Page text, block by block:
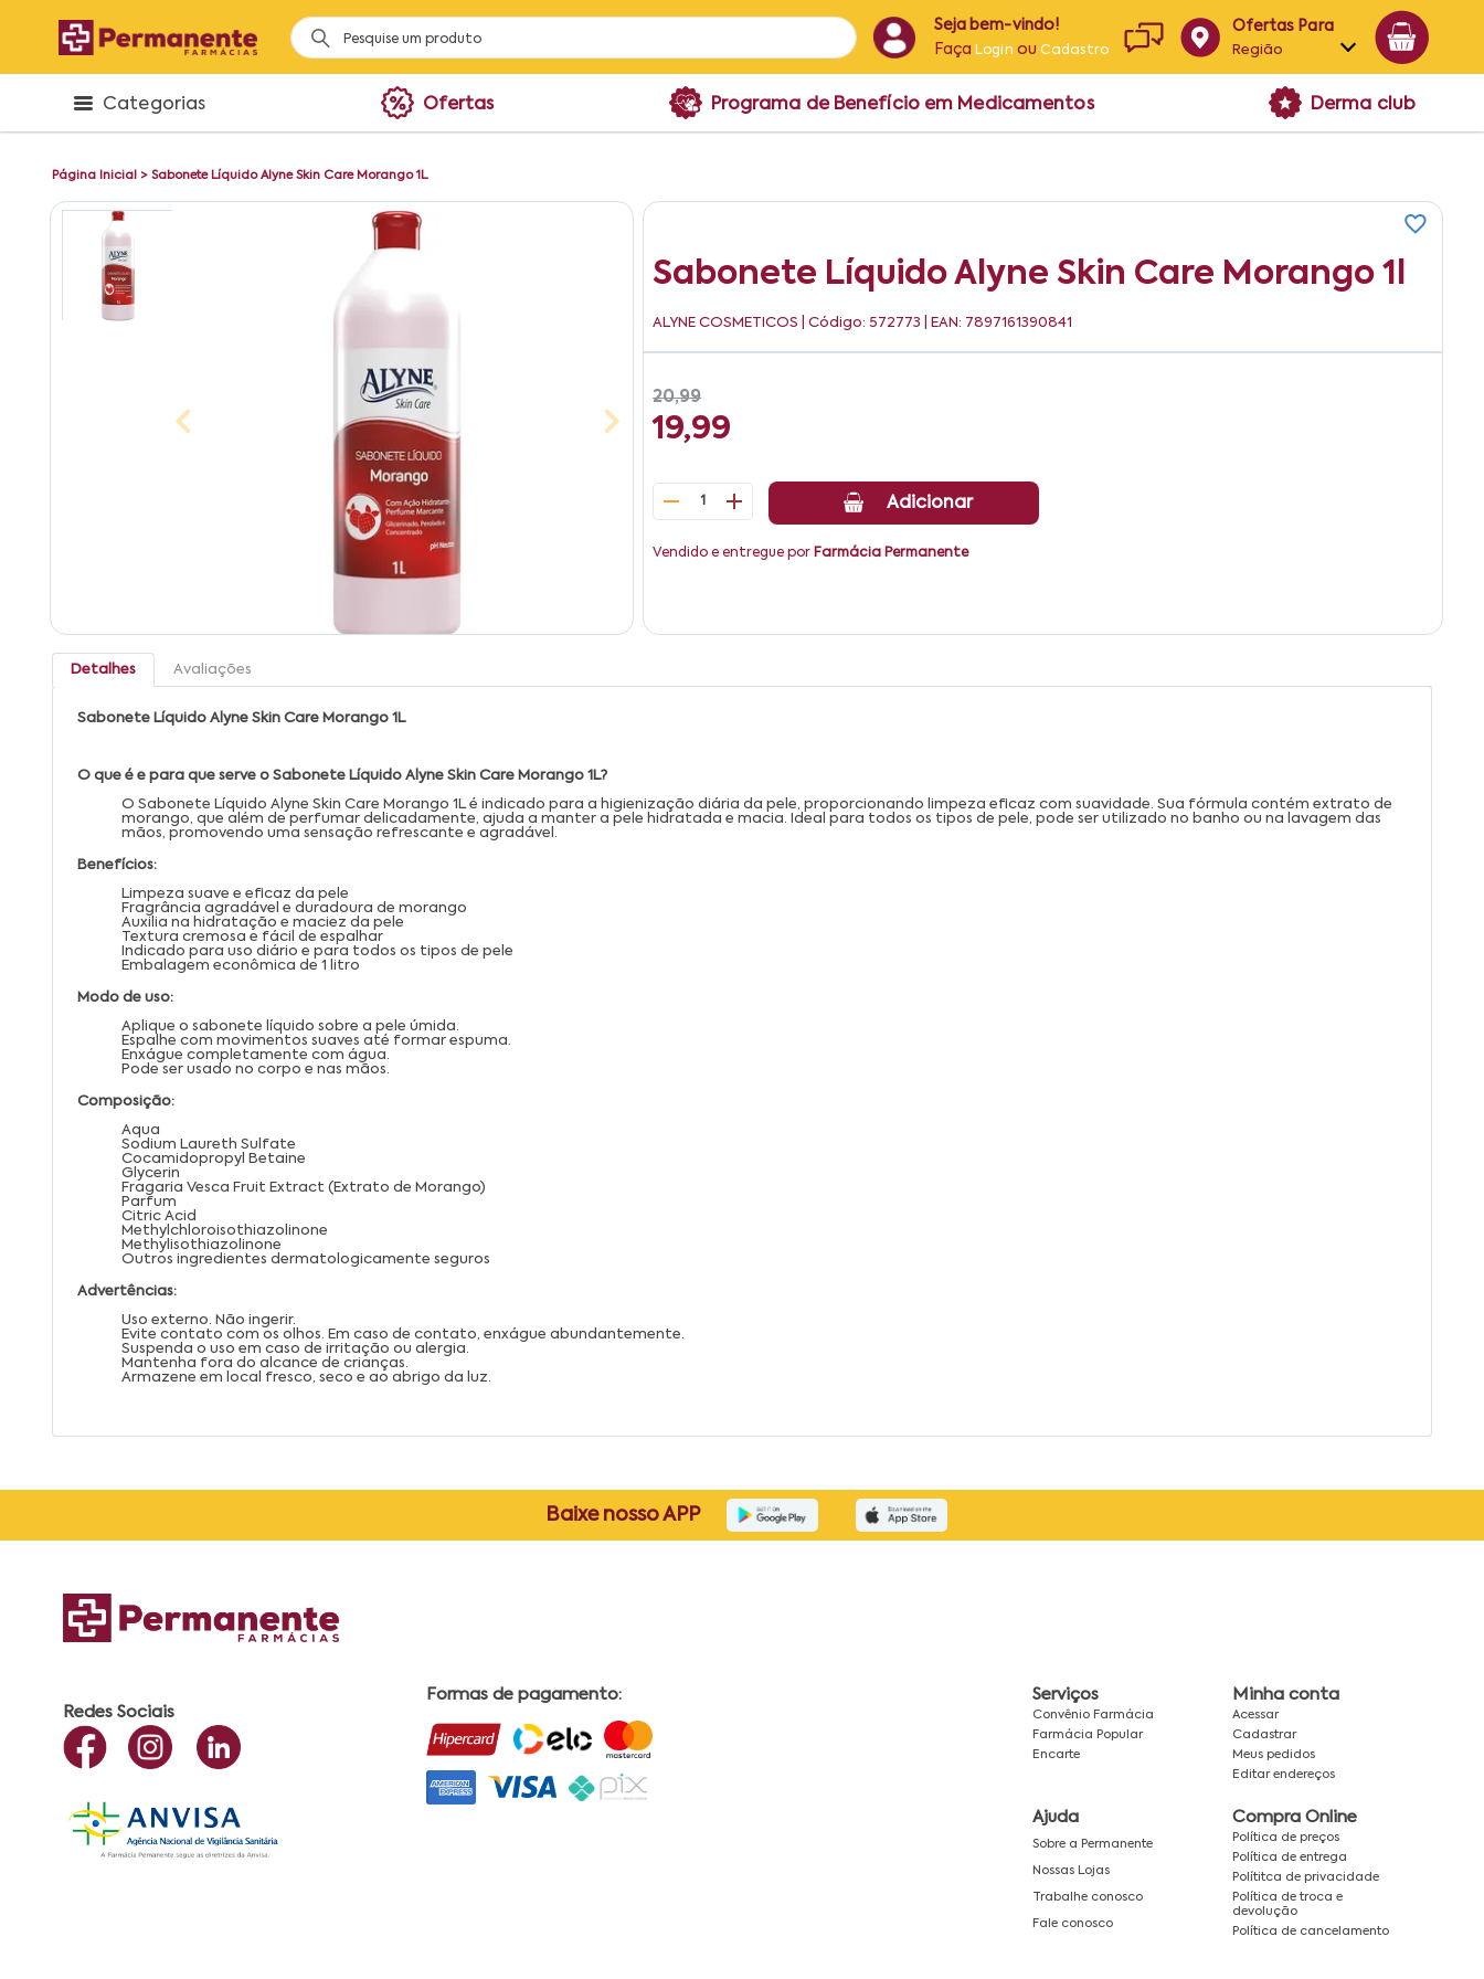
Seja bem-vindo!
Faça Login ouCadastro
Ofertas Para
Região
Alagoas
Categorias Ofertas Programa de Benefício em Medicamentos Derma club
Página Inicial > Sabonete Líquido Alyne Skin Care Morango 1L
Sabonete Líquido Alyne Skin Care Morango 1l
ALYNE COSMETICOS | Código: 572773 | EAN: 7897161390841
20,99
19,99
1 Adicionar
Vendido e entregue por Farmácia Permanente
Detalhes Avaliações
Sabonete Líquido Alyne Skin Care Morango 1L
O que é e para que serve o Sabonete Líquido Alyne Skin Care Morango 1L?
O Sabonete Líquido Alyne Skin Care Morango 1L é indicado para a higienização diária da pele, proporcionando limpeza eficaz com suavidade. Sua fórmula contém extrato de
morango, que além de perfumar delicadamente, ajuda a manter a pele hidratada e macia. Ideal para todos os tipos de pele, pode ser utilizado no banho ou na lavagem das
mãos, promovendo uma sensação refrescante e agradável.
Benefícios:
Limpeza suave e eficaz da pele
Fragrância agradável e duradoura de morango
Auxilia na hidratação e maciez da pele
Textura cremosa e fácil de espalhar
Indicado para uso diário e para todos os tipos de pele
Embalagem econômica de 1 litro
Modo de uso:
Aplique o sabonete líquido sobre a pele úmida.
Espalhe com movimentos suaves até formar espuma.
Enxágue completamente com água.
Pode ser usado no corpo e nas mãos.
Composição:
Aqua
Sodium Laureth Sulfate
Cocamidopropyl Betaine
Glycerin
Fragaria Vesca Fruit Extract (Extrato de Morango)
Parfum
Citric Acid
Methylchloroisothiazolinone
Methylisothiazolinone
Outros ingredientes dermatologicamente seguros
Advertências:
Uso externo. Não ingerir.
Evite contato com os olhos. Em caso de contato, enxágue abundantemente.
Suspenda o uso em caso de irritação ou alergia.
Mantenha fora do alcance de crianças.
Armazene em local fresco, seco e ao abrigo da luz.
Baixe nosso APP
Redes Sociais
Formas de pagamento: Serviços
Convênio Farmácia
Farmácia Popular
Encarte
Minha conta
Acessar
Cadastrar
Meus pedidos
Editar endereços
Ajuda
Sobre a Permanente
Nossas Lojas
Trabalhe conosco
Fale conosco
Compra Online
Política de preços
Política de entrega
Polítitca de privacidade
Política de troca e
devolução
Política de cancelamento